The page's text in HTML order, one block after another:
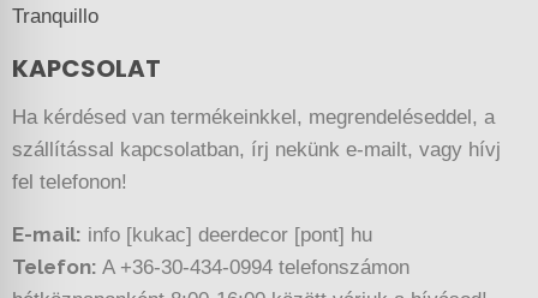
Tranquillo
KAPCSOLAT
Ha kérdésed van termékeinkkel, megrendeléseddel, a
szállítással kapcsolatban, írj nekünk e-mailt, vagy hívj
fel telefonon!
E-mail: info [kukac] deerdecor [pont] hu
Telefon: A +36-30-434-0994 telefonszámon